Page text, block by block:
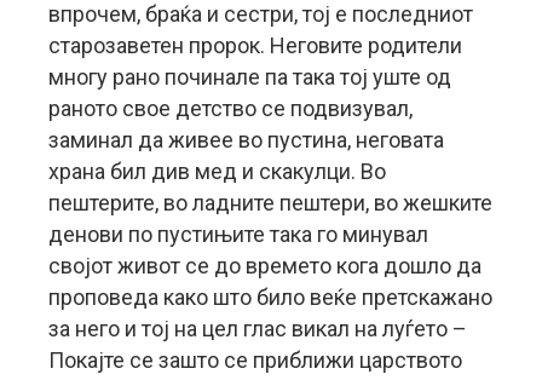
впрочем, браќа и сестри, тој е последниот
старозаветен пророк. Неговите родители
многу рано починале па така тој уште од
раното свое детство се подвизувал,
заминал да живее во пустина, неговата
храна бил див мед и скакулци. Во
пештерите, во ладните пештери, во жешките
денови по пустињите така го минувал
својот живот се до времето кога дошло да
проповеда како што било веќе претскажано
за него и тој на цел глас викал на луѓето –
Покајте се зашто се приближи царството